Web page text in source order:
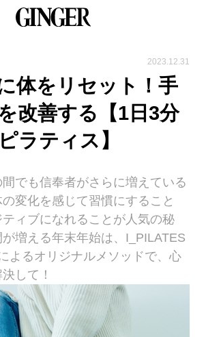
2023.12.31
体をリセット！手
改善する【1日3分
ラティス】
でも信奉者がさらに増えている
変化を感じて習慣にすること
ィブになれることが人気の秘
増える年末年始は、I_PILATES
よるオリジナルメソッドで、心
して！